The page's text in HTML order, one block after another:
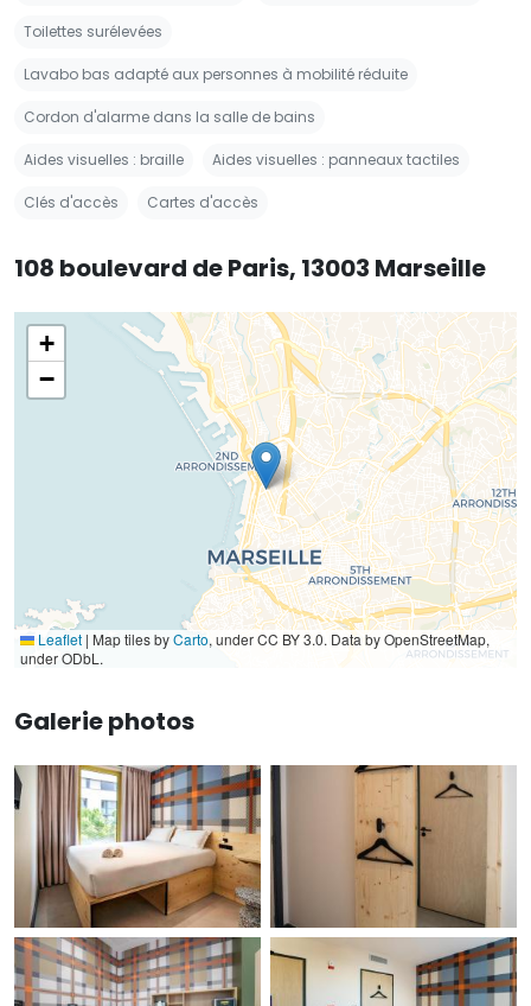
Toilettes surélevées
Lavabo bas adapté aux personnes à mobilité réduite
Cordon d'alarme dans la salle de bains
Aides visuelles : braille Aides visuelles : panneaux tactiles
Clés d'accès Cartes d'accès
108 boulevard de Paris, 13003 Marseille
+
−
Leaflet | Map tiles byCarto, under CC BY 3.0. Data by OpenStreetMap,
under ODbL.
Galerie photos